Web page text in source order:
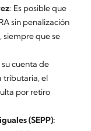
: Es posible que
sin penalización
que se
su cuenta de
tributaria, el
por retiro
(SEPP):